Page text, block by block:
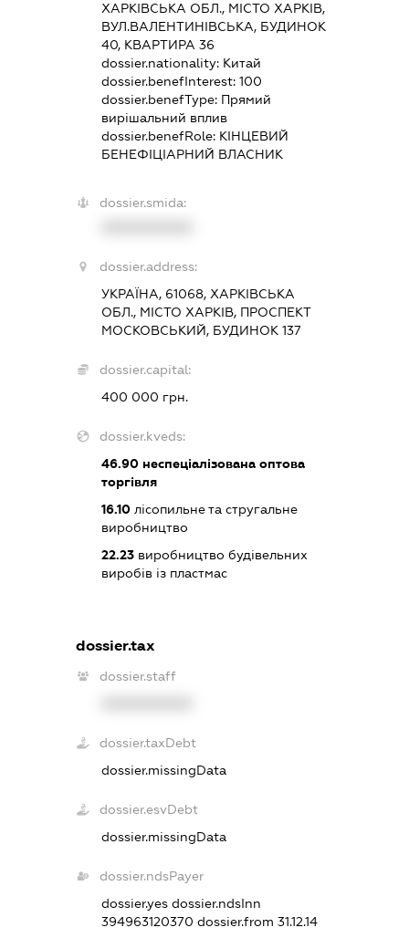
ХАРКІВСЬКА ОБЛ., МІСТО ХАРКІВ,
ВУЛ.ВАЛЕНТИНІВСЬКА, БУДИНОК
40, КВАРТИРА 36
dossier.nationality: Китай
dossier.benefInterest:100
dossier.benefType: Прямий
вирішальний вплив
dossier.benefRole: КІНЦЕВИЙ
БЕНЕФІЦІАРНИЙ ВЛАСНИК
dossier.smida:
dossier.address:
УКРАЇНА, 61068, ХАРКІВСЬКА
ОБЛ., МІСТО ХАРКІВ, ПРОСПЕКТ
МОСКОВСЬКИЙ, БУДИНОК 137
dossier.capital:
400 000 грн.
dossier.kveds:
46.90 неспеціалізована оптова
торгівля
16.10 лісопильне та стругальне
виробництво
22.23 виробництво будівельних
виробів із пластмас
dossier.tax
dossier.staff
dossier.taxDebt
dossier.missingData
dossier.esvDebt
dossier.missingData
dossier.ndsPayer
dossier.yesdossier.ndsInn
394963120370dossier.from 31.12.14